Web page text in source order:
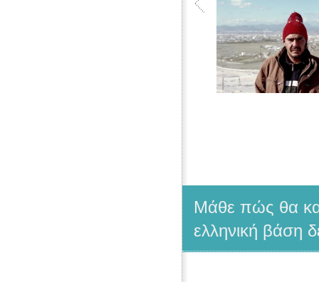
Μάθε πώς θα
ελληνική βάση